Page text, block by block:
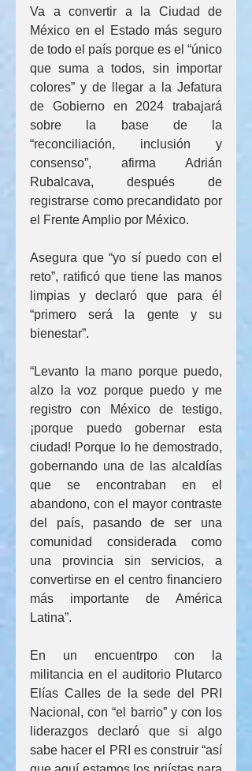
Va a convertir a la Ciudad de
México en el Estado más seguro
de todo el país porque es el “único
que suma a todos, sin importar
colores” y de llegar a la Jefatura
de Gobierno en 2024 trabajará
sobre la base de la
“reconciliación, inclusión y
consenso”, afirma Adrián
Rubalcava, después de
registrarse como precandidato por
el Frente Amplio por México.
Asegura que “yo sí puedo con el
reto”, ratificó que tiene las manos
limpias y declaró que para él
“primero será la gente y su
bienestar”.
“Levanto la mano porque puedo,
alzo la voz porque puedo y me
registro con México de testigo,
¡porque puedo gobernar esta
ciudad! Porque lo he demostrado,
gobernando una de las alcaldías
que se encontraban en el
abandono, con el mayor contraste
del país, pasando de ser una
comunidad considerada como
una provincia sin servicios, a
convertirse en el centro financiero
más importante de América
Latina”.
En un encuentrpo con la
militancia en el auditorio Plutarco
Elías Calles de la sede del PRI
Nacional, con “el barrio” y con los
liderazgos declaró que si algo
sabe hacer el PRI es construir “así